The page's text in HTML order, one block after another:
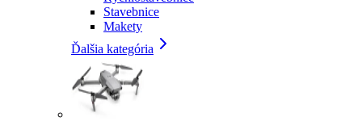
Stavebnice
Makety
Ďalšia kategória